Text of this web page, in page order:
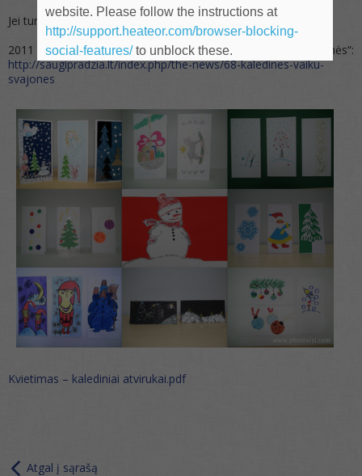
Jei turite klausimų, susisiekite – mielai į visus atsakysime.
2011 m. „Kalėdinės vaikų svajonės“:
http://saugipradzia.lt/index.php/the-news/68-kaledines-vaiku-
svajones
Kvietimas – kalediniai atvirukai.pdf
Atgal į sąrašą
website. Please follow the instructions at
http://support.heateor.com/browser-blocking-
social-features/to unblock these.